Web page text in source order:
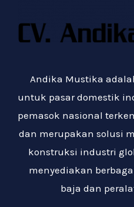
Andika Mustika
untuk pasar domestik
pemasok nasional
dan merupakan solusi
konstruksi industri
menyediakan
baja dan